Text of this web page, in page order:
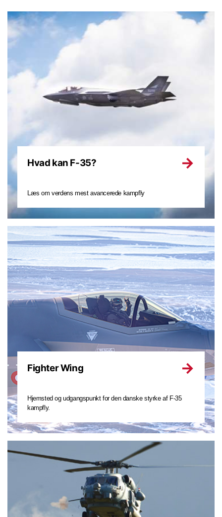
Hvad kan F-35?
Læs om verdens mest avancerede kampfly
Fighter Wing
Hjemsted og udgangspunkt for den danske styrke af F-35
kampfly.